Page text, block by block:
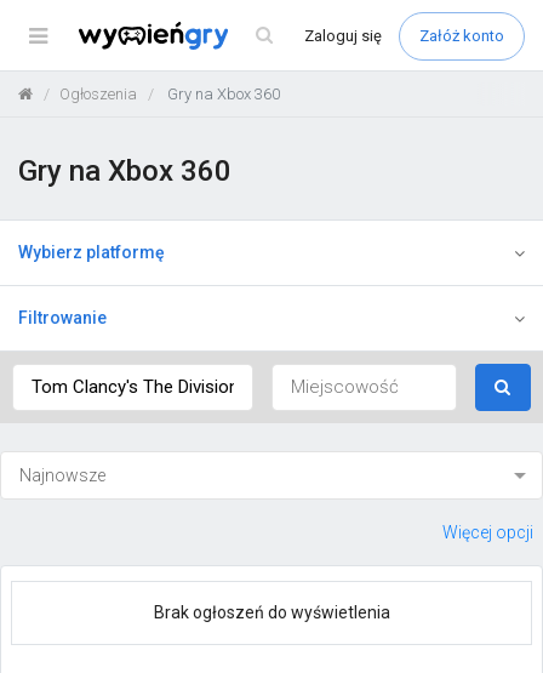
Menu Zaloguj się Załóż konto
Ogłoszenia Gry na Xbox 360
Gry na Xbox 360
Wybierz platformę
Filtrowanie
Więcej opcji
Brak ogłoszeń do wyświetlenia